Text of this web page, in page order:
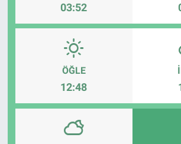
03:52
ÖĞLE
12:48